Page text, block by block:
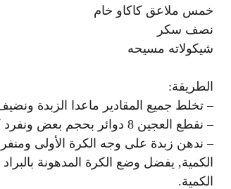
خمس ملاعق كاكاو خام
نصف سكر
شيكولاته مسيحه
الطريقة:
– تخلط جميع المقادير ماعدا الزبدة
– نقطع العجين 8 دوائر بحجم بعض ونفرد كل دائرة بحجم رغيف الخبز.
– ندهن زبدة على وجه الكرة الأولى
الكمية, يفضل وضع الكرة المدهونة
الكمية.